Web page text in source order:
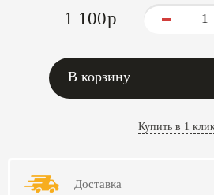
1 100p
В корзину
Купить в 1
Доставка